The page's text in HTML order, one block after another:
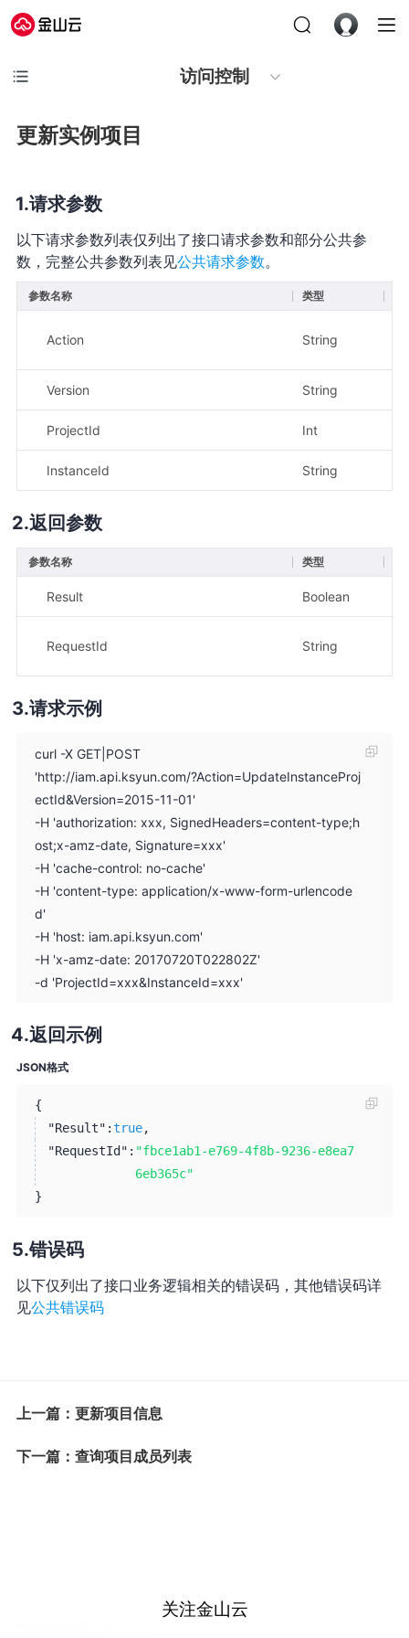
访问控制
更新实例项目
请求参数
以下请求参数列表仅列出了接口请求参数和部分公共参
数，完整公共参数列表见公共请求参数。
参数名称 类型
Action String
Version String
ProjectId Int
InstanceId String
返回参数
参数名称 类型
Result Boolean
RequestId String
请求示例
curl -X GET|POST
'http://iam.api.ksyun.com/?Action=UpdateInstanceProj
ectId&Version=2015-11-01'
-H 'authorization: xxx, SignedHeaders=content-type;h
ost;x-amz-date, Signature=xxx'
-H 'cache-control: no-cache'
-H 'content-type: application/x-www-form-urlencode
d'
-H 'host: iam.api.ksyun.com'
-H 'x-amz-date: 20170720T022802Z'
-d 'ProjectId=xxx&InstanceId=xxx'
返回示例
JSON格式
{
"Result":true,
"RequestId": "fbce1ab1-e769-4f8b-9236-e8ea7
6eb365c"
}
错误码
以下仅列出了接口业务逻辑相关的错误码，其他错误码详
见公共错误码
上一篇：更新项目信息
下一篇：查询项目成员列表
关注金山云